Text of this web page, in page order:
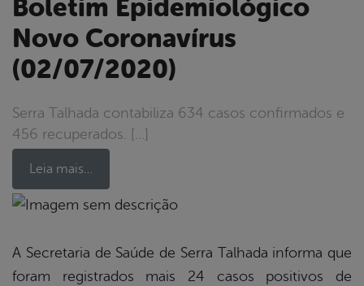
Boletim Epidemiológico
Novo Coronavírus
(02/07/2020)
Serra Talhada contabiliza 634 casos confirmados e
456 recuperados. […]
Leia mais…
A Secretaria de Saúde de Serra Talhada informa que
foram registrados mais 24 casos positivos de